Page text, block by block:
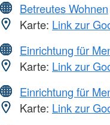
Betreutes Wohnen
Karte: Link zur
Einrichtung für
Karte: Link zur
Einrichtung für
Karte: Link zur